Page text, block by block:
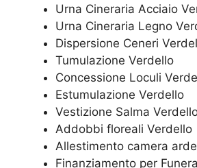
Urna Cineraria Acciaio
Urna Cineraria Legno
Dispersione Ceneri
Tumulazione Verdello
Concessione Loculi
Estumulazione Verdello
Vestizione Salma
Addobbi floreali Verdello
Allestimento camera
Finanziamento per